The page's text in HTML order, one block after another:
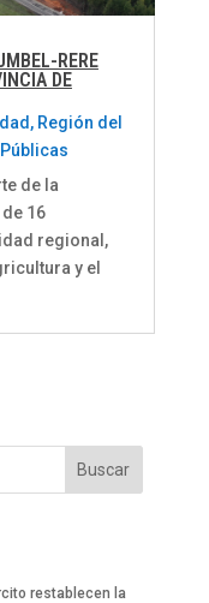
RERE
DE
, Región del
de la
16
regional,
y el
Buscar
restablecen la